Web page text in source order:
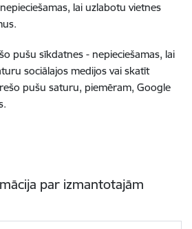
lai uzlabotu vietnes
pušu sīkdatnes - nepieciešamas, lai
sociālajos medijos vai skatīt
pušu saturu, piemēram, Google
par izmantotajām